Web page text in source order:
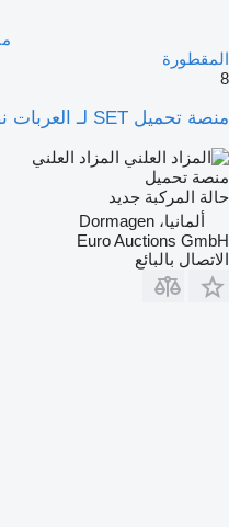
المقطورة
8
منصة تحميل SET لـ العربات نصف المقطورة
المزاد العلني
منصة تحميل
حالة المركبة جديد
ألمانيا، Dormagen
Euro Auctions GmbH
الاتصال بالبائع